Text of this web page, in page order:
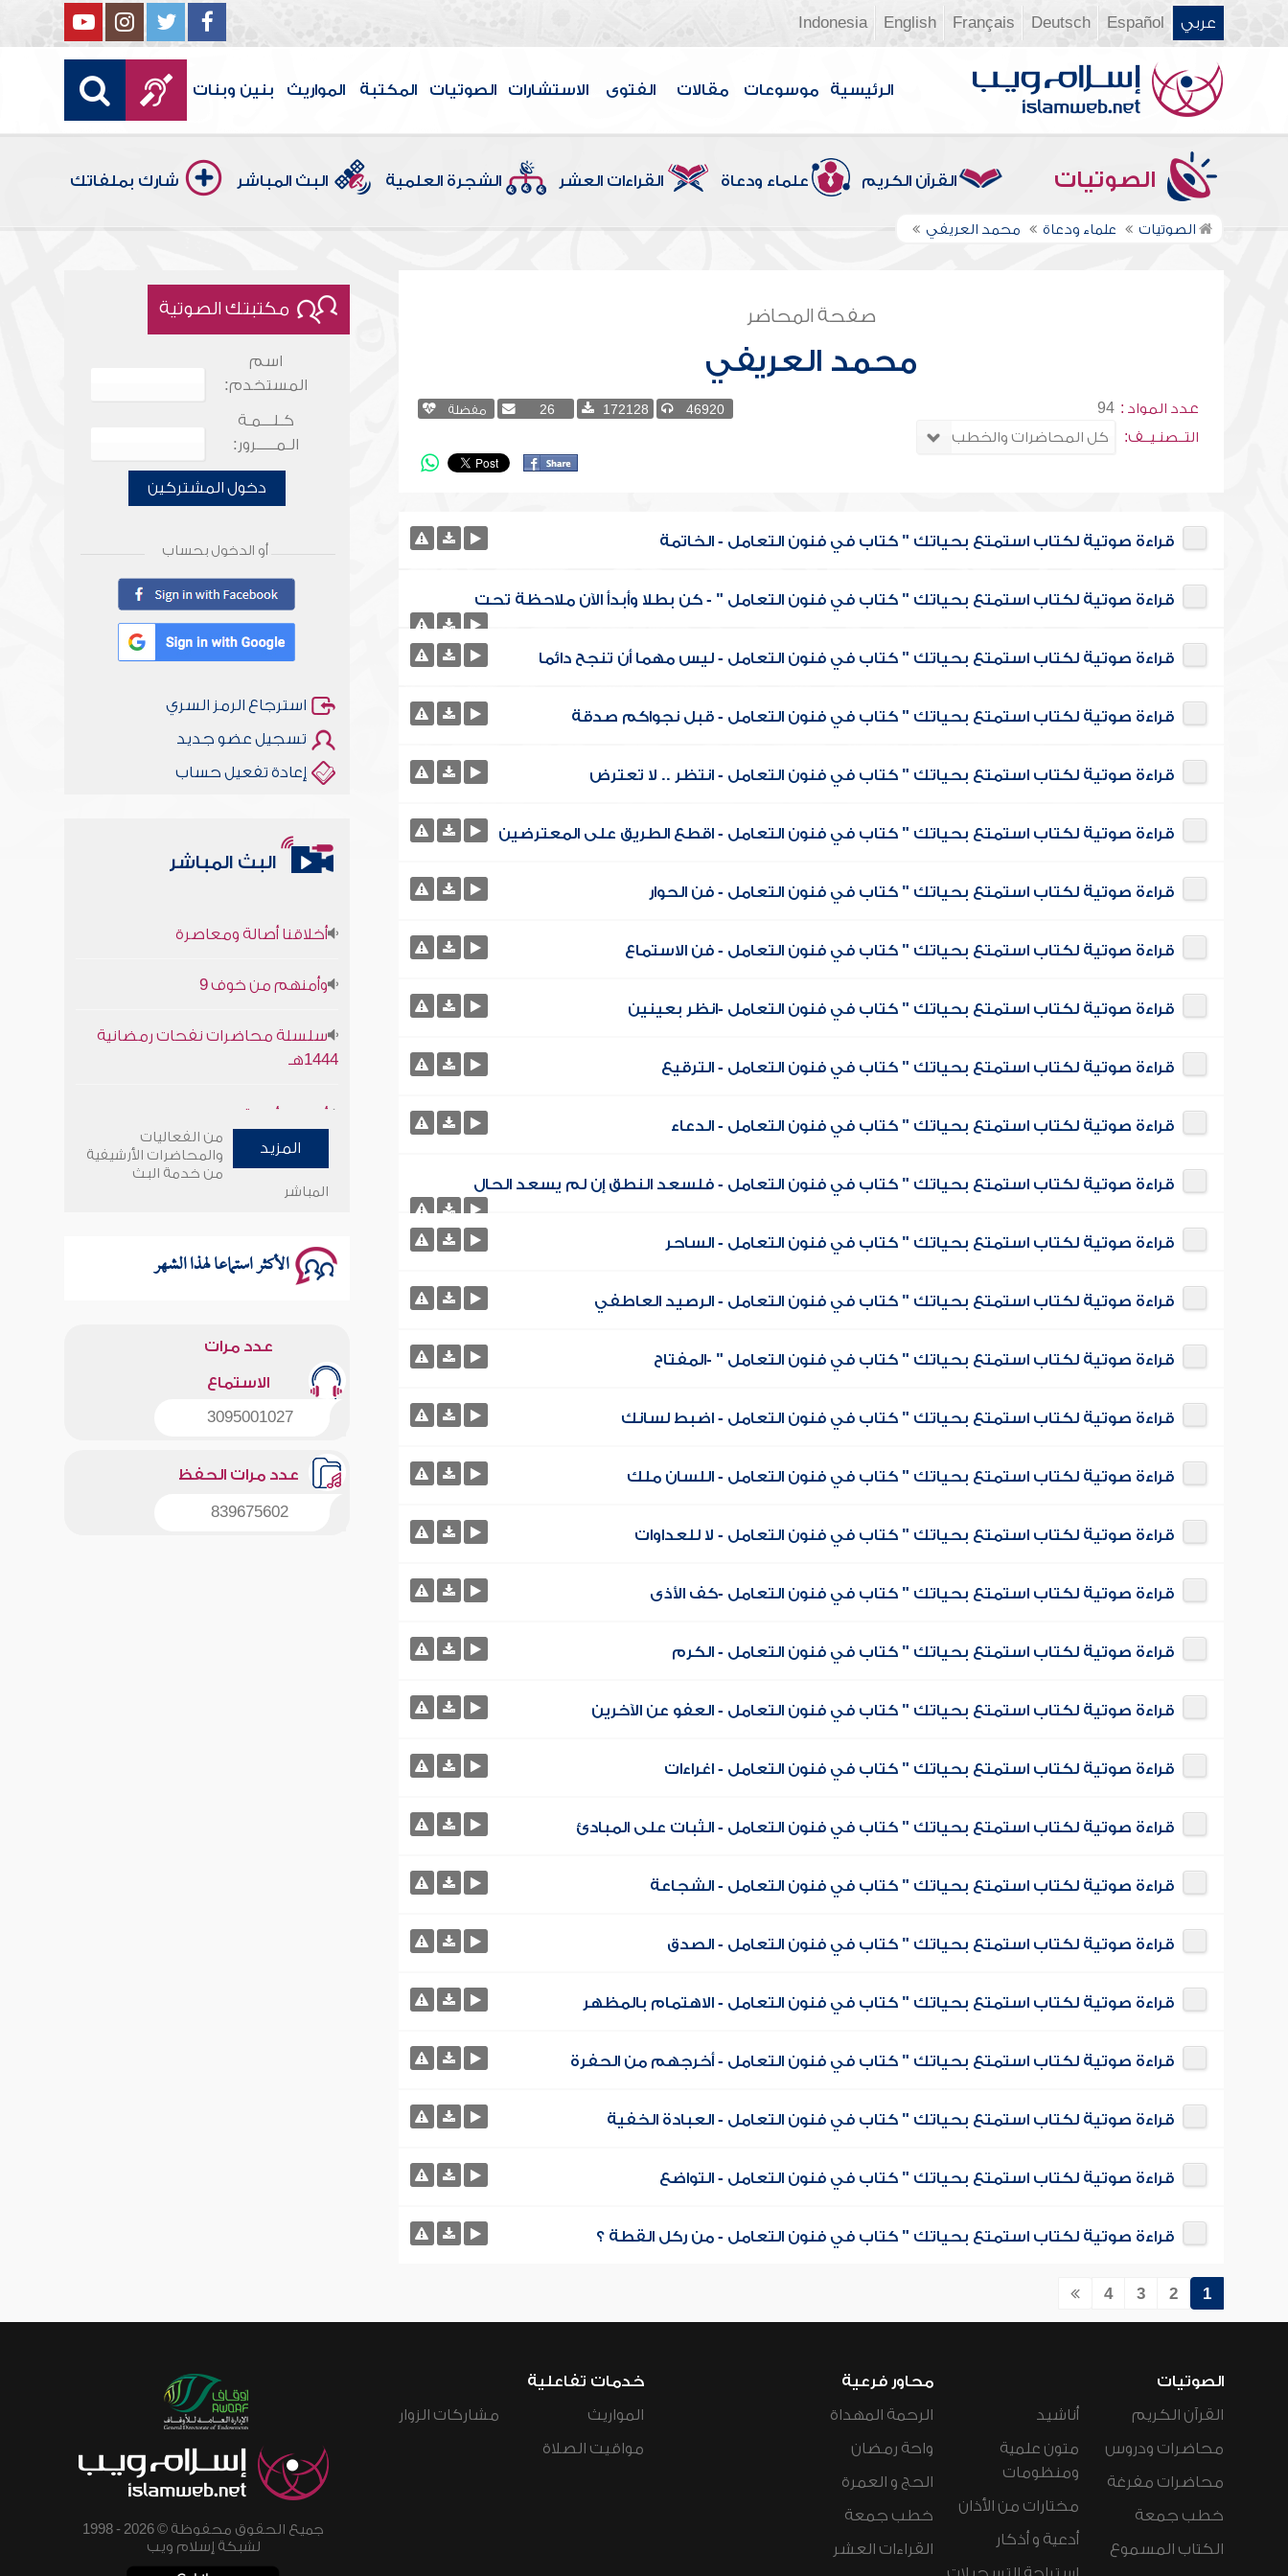
عربي Español
Deutsch
Français
English
Indonesia
الرئيسية موسوعات مقالات الفتوى الاستشارات الصوتيات المكتبة المواريث بنين وبنات
الصوتيات القرآن الكريم علماء ودعاة القراءات العشر الشجرة العلمية البث المباشر شارك بملفاتك
الصوتيات علماء ودعاة محمد العريفي
صفحة المحاضر
محمد العريفي
عدد المواد : 94
التــصنـيــف:
46920
172128
26 مفضلة
قراءة صوتية لكتاب استمتع بحياتك " كتاب في فنون التعامل - الخاتمة
قراءة صوتية لكتاب استمتع بحياتك " كتاب في فنون التعامل " - كن بطلا وأبدأ الآن ملاحظة تحت
قراءة صوتية لكتاب استمتع بحياتك " كتاب في فنون التعامل - ليس مهما أن تنجح دائما
قراءة صوتية لكتاب استمتع بحياتك " كتاب في فنون التعامل - قبل نجواكم صدقة
قراءة صوتية لكتاب استمتع بحياتك " كتاب في فنون التعامل - انتظر .. لا تعترض
قراءة صوتية لكتاب استمتع بحياتك " كتاب في فنون التعامل - اقطع الطريق على المعترضين
قراءة صوتية لكتاب استمتع بحياتك " كتاب في فنون التعامل - فن الحوار
قراءة صوتية لكتاب استمتع بحياتك " كتاب في فنون التعامل - فن الاستماع
قراءة صوتية لكتاب استمتع بحياتك " كتاب في فنون التعامل -انظر بعينين
قراءة صوتية لكتاب استمتع بحياتك " كتاب في فنون التعامل - الترقيع
قراءة صوتية لكتاب استمتع بحياتك " كتاب في فنون التعامل - الدعاء
قراءة صوتية لكتاب استمتع بحياتك " كتاب في فنون التعامل - فلسعد النطق إن لم يسعد الحال
قراءة صوتية لكتاب استمتع بحياتك " كتاب في فنون التعامل - الساحر
قراءة صوتية لكتاب استمتع بحياتك " كتاب في فنون التعامل - الرصيد العاطفي
قراءة صوتية لكتاب استمتع بحياتك " كتاب في فنون التعامل " -المفتاح
قراءة صوتية لكتاب استمتع بحياتك " كتاب في فنون التعامل - اضبط لسانك
قراءة صوتية لكتاب استمتع بحياتك " كتاب في فنون التعامل - اللسان ملك
قراءة صوتية لكتاب استمتع بحياتك " كتاب في فنون التعامل - لا للعداوات
قراءة صوتية لكتاب استمتع بحياتك " كتاب في فنون التعامل -كف الأذى
قراءة صوتية لكتاب استمتع بحياتك " كتاب في فنون التعامل - الكرم
قراءة صوتية لكتاب استمتع بحياتك " كتاب في فنون التعامل - العفو عن الآخرين
قراءة صوتية لكتاب استمتع بحياتك " كتاب في فنون التعامل - اغراءات
قراءة صوتية لكتاب استمتع بحياتك " كتاب في فنون التعامل - الثبات على المبادئ
قراءة صوتية لكتاب استمتع بحياتك " كتاب في فنون التعامل - الشجاعة
قراءة صوتية لكتاب استمتع بحياتك " كتاب في فنون التعامل - الصدق
قراءة صوتية لكتاب استمتع بحياتك " كتاب في فنون التعامل - الاهتمام بالمظهر
قراءة صوتية لكتاب استمتع بحياتك " كتاب في فنون التعامل - أخرجهم من الحفرة
قراءة صوتية لكتاب استمتع بحياتك " كتاب في فنون التعامل - العبادة الخفية
قراءة صوتية لكتاب استمتع بحياتك " كتاب في فنون التعامل - التواضع
قراءة صوتية لكتاب استمتع بحياتك " كتاب في فنون التعامل - من ركل القطة ؟
1
2
3
4
مكتبتك الصوتية
اسم
المستخدم:
كـلـــمـة
الـمـــــرور:
دخول المشتركين
أو الدخول بحساب
استرجاع الرمز السري
تسجيل عضو جديد
إعادة تفعيل حساب
البث المباشر
1444هـ
وأمنهم من خوف 9
سلسلة محاضرات نفحات رمضانية
المزيد
من الفعاليات
والمحاضرات الأرشيفية
من خدمة البث
المباشر
الأكثر استماعا لهذا الشهر
عدد مرات
الاستماع
3095001027
عدد مرات الحفظ
839675602
الصوتيات
القرآن الكريم
محاضرات ودروس
محاضرات مفرغة
خطب جمعة
الكتاب المسموع
أناشيد
متون علمية
ومنظومات
مختارات من الأذان
أدعية و أذكار
محاور فرعية
الرحمة المهداة
واحة رمضان
الحج و العمرة
خطب جمعة
القراءات العشر
خدمات تفاعلية
المواريث
مواقيت الصلاة
مشاركات الزوار
جميع الحقوق محفوظة © 2026 - 1998
لشبكة إسلام ويب